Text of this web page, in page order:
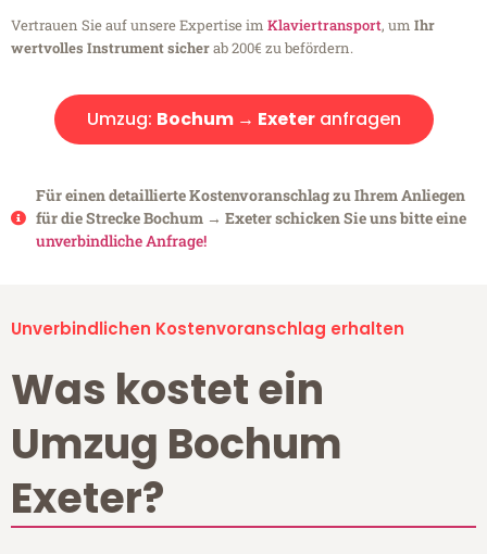
Vertrauen Sie auf unsere Expertise im Klaviertransport, um Ihr
wertvolles Instrument sicherab 200€ zu befördern.
Umzug: Bochum → Exeteranfragen
Für einen detaillierte Kostenvoranschlag zu Ihrem Anliegen
für die Strecke Bochum → Exeter schicken Sie uns bitte eine
unverbindliche Anfrage!
Unverbindlichen Kostenvoranschlag erhalten
Was kostet ein
Umzug Bochum
Exeter?